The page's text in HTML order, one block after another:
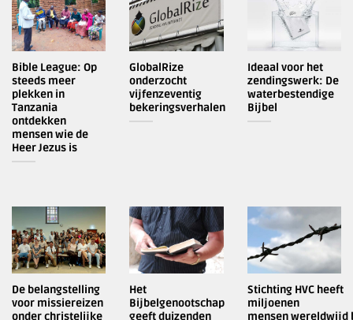
Bible League: Op
steeds meer
plekken in
Tanzania
ontdekken
mensen wie de
Heer Jezus is
GlobalRize
onderzocht
vijfenzeventig
bekeringsverhalen
Ideaal voor het
zendingswerk: De
waterbestendige
Bijbel
De belangstelling
voor missiereizen
onder christelijke
Het
Bijbelgenootschap
geeft duizenden
Stichting HVC heeft
miljoenen
mensen wereldwijd